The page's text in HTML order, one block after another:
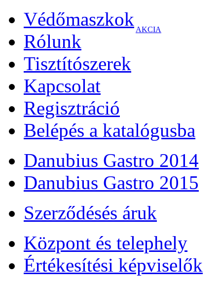
AKCIA
Védőmaszkok
Rólunk
Tisztítószerek
Kapcsolat
Regisztráció
Belépés a katalógusba
Danubius Gastro 2014
Danubius Gastro 2015
Szerződésés áruk
Központ és telephely
Értékesítési képviselők